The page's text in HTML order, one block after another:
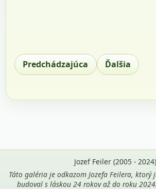
Predchádzajúca Ďalšia
Jozef Feiler (2005 - 2024)
Táto galéria je odkazom Jozefa Feilera,
budoval s láskou 24 rokov až do roku